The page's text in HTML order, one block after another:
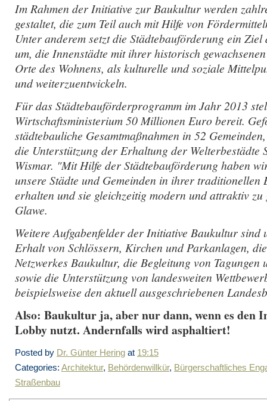
Im Rahmen der Initiative zur Baukultur werden
gestaltet, die zum Teil auch mit Hilfe von
Unter anderem setzt die Städtebauförderung ein
um, die Innenstädte mit ihrer historisch
Orte des Wohnens, als kulturelle und soziale
und weiterzuentwickeln.
Für das Städtebauförderprogramm im Jahr 2013
Wirtschaftsministerium 50 Millionen Euro bereit.
städtebauliche Gesamtmaßnahmen in 52
die Unterstützung der Erhaltung der Welterbestädte
Wismar. "Mit Hilfe der Städtebauförderung haben
unsere Städte und Gemeinden in ihrer traditionellen
erhalten und sie gleichzeitig modern und attraktiv zu
Glawe.
Weitere Aufgabenfelder der Initiative Baukultur sind
Erhalt von Schlössern, Kirchen und Parkanlagen,
Netzwerkes Baukultur, die Begleitung von Tagungen
sowie die Unterstützung von landesweiten
beispielsweise den aktuell ausgeschriebenen
Also: Baukultur ja, aber nur dann, wenn es den
Lobby nutzt. Andernfalls wird asphaltiert!
Posted by Dr. Günter Hering at 19:15
Categories: Architektur, Behördenwillkür, Bürgerschaftliches
Straßenbau